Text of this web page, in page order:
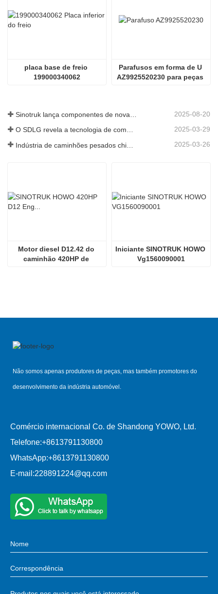
placa base de freio
199000340062
Parafusos em forma de U
AZ9925520230 para peças
2025-08-20
O SDLG revela a tecnologia de componentes de caminhões de próxima geração para aumentar a eficiência da logística global 2025-03-29
2025-03-26
Motor diesel D12.42 do
caminhão 420HP de
Iniciante SINOTRUK HOWO
Vg1560090001
Não somos apenas produtores de peças, mas também promotores do
desenvolvimento da indústria automóvel.
Comércio internacional Co. de Shandong YOWO, Ltd.
Telefone:+8613791130800
WhatsApp:+8613791130800
E-mail:228891224@qq.com